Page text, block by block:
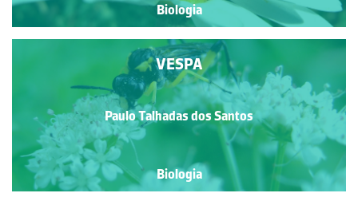
Biologia
VESPA
Paulo Talhadas dos Santos
Biologia